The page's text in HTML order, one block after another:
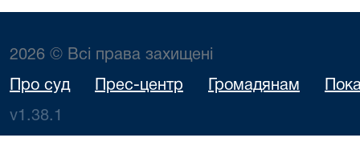
2026 © Всі права захищені
Про суд Прес-центр Громадянам
v1.38.1